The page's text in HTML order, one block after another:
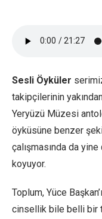
Sesli Öyküler
takipçilerinin yakından
Yeryüzü Müzesi
öyküsüne benzer
çalışmasında da
koyuyor.
Toplum, Yüce
cinsellik bile belli bir